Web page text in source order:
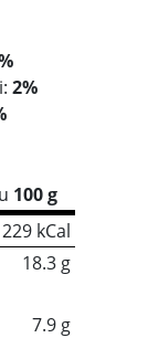
2%
100 g
kCal
18.3 g
7.9 g